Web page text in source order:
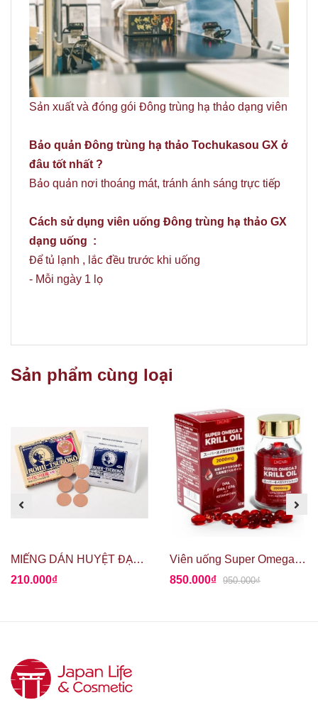
Sản xuất và đóng gói Đông trùng hạ thảo dạng viên
Bảo quản Đông trùng hạ thảo Tochukasou GX ở
đâu tốt nhất ?
Bảo quản nơi thoáng mát, tránh ánh sáng trực tiếp
Cách sử dụng viên uống Đông trùng hạ thảo GX
dạng uống :
Để tủ lạnh , lắc đều trước khi uống
- Mỗi ngày 1 lọ
Sản phẩm cùng loại
MIẾNG DÁN HUYỆT ĐẠO GIẢM ĐAU ROIHI TSUBOKO
210.000₫
Viên uống Super Omega 3 Krill Oil 60 viên - Dầu nhuyễn thể Nam Cực Krill Oil
850.000₫ 950.000₫